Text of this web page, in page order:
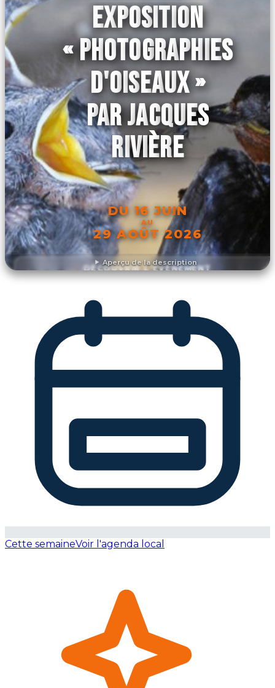
Aperçu de la description
EXPOSITION
« PHOTOGRAPHIES
D'OISEAUX »
PAR JACQUES
RIVIÈRE
DU 16 JUIN
AU
29 AOÛT 2026
DÉCOUVRIR L'ÉVÉNEMENT
Cette semaineVoir l'agenda local